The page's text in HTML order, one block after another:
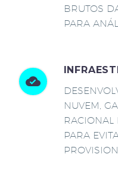
BRUTOS
PARA
NUVEM,
RACIONAL
PARA